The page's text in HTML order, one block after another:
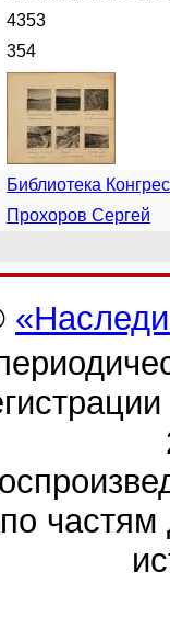
4353
354
Библиотека
Прохоров Сергей
частям